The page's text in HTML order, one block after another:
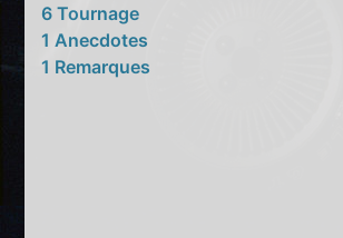
6 Tournage
1 Anecdotes
1 Remarques